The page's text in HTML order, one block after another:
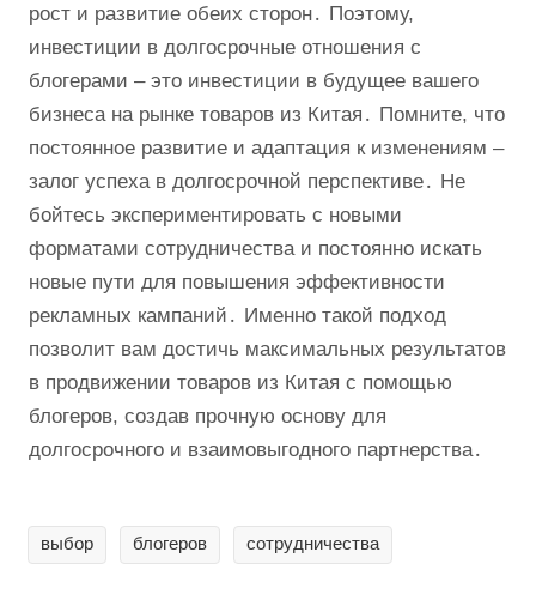
рост и развитие обеих сторон․ Поэтому,
инвестиции в долгосрочные отношения с
блогерами – это инвестиции в будущее вашего
бизнеса на рынке товаров из Китая․ Помните, что
постоянное развитие и адаптация к изменениям –
залог успеха в долгосрочной перспективе․ Не
бойтесь экспериментировать с новыми
форматами сотрудничества и постоянно искать
новые пути для повышения эффективности
рекламных кампаний․ Именно такой подход
позволит вам достичь максимальных результатов
в продвижении товаров из Китая с помощью
блогеров, создав прочную основу для
долгосрочного и взаимовыгодного партнерства․
выбор блогеров сотрудничества